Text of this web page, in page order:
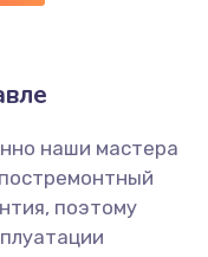
наши мастера
поэтому